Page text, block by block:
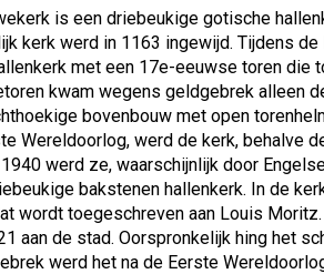
is een driebeukige gotische
kerk werd in 1163 ingewijd. Tijdens
met een 17e-eeuwse toren die
kwam wegens geldgebrek alleen
bovenbouw met open
Wereldoorlog, werd de kerk, behalve
werd ze, waarschijnlijk door
bakstenen hallenkerk. In de
wordt toegeschreven aan Louis
aan de stad. Oorspronkelijk hing het
werd het na de Eerste